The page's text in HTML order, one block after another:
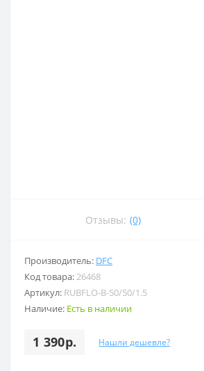
Отзывы: (0)
Производитель: DFC
Код товара:26468
Артикул: RUBFLO-B-50/50/1.5
Наличие: Есть в наличии
1 390р. Нашли дешевле?